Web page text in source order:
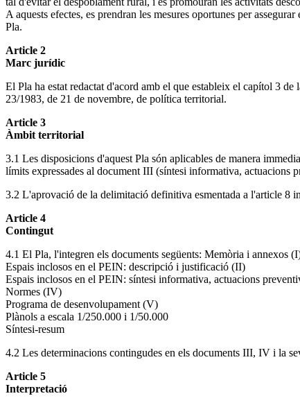
A aquests efectes, es prendran les mesures oportunes per
Pla.
Article 2
Marc jurídic
El Pla ha estat redactat d'acord amb el que estableix el capítol 3
23/1983, de 21 de novembre, de política territorial.
Article 3
Àmbit territorial
3.1 Les disposicions d'aquest Pla són aplicables de manera
límits expressades al document III (síntesi informativa, actuacions
3.2 L'aprovació de la delimitació definitiva esmentada a l'article 8
Article 4
Contingut
4.1 El Pla, l'integren els documents següents: Memòria i annexos
Espais inclosos en el PEIN: descripció i justificació (II)
Espais inclosos en el PEIN: síntesi informativa, actuacions
Normes (IV)
Programa de desenvolupament (V)
Plànols a escala 1/250.000 i 1/50.000
Síntesi-resum
4.2 Les determinacions contingudes en els documents III, IV i la
Article 5
Interpretació